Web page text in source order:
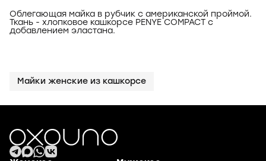
Облегающая майка в рубчик с американской проймой.
Ткань - хлопковое кашкорсе PENYE COMPACT с
добавлением эластана.
Майки женские из кашкорсе